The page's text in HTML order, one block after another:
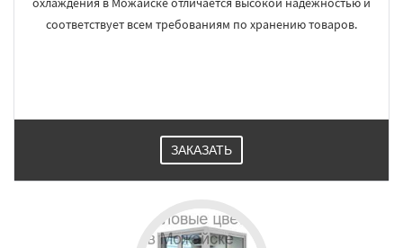
соответствует всем требованиям по хранению товаров.
ЗАКАЗАТЬ